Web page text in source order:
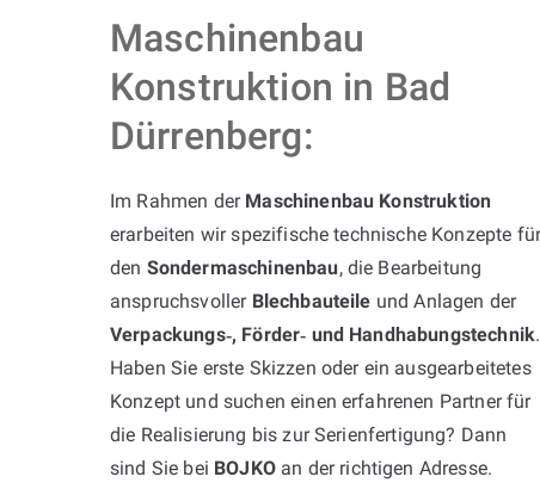
Maschinenbau
Konstruktion in Bad
Dürrenberg:
Im Rahmen der Maschinenbau Konstruktion
erarbeiten wir spezifische technische Konzepte
den Sondermaschinenbau, die Bearbeitung
anspruchsvoller Blechbauteile und Anlagen der
Verpackungs‑, Förder‑ und Handhabungstechnik.
Haben Sie erste Skizzen oder ein ausgearbeitetes
Konzept und suchen einen erfahrenen Partner für
die Realisierung bis zur Serienfertigung? Dann
sind Sie bei BOJKOan der richtigen Adresse.